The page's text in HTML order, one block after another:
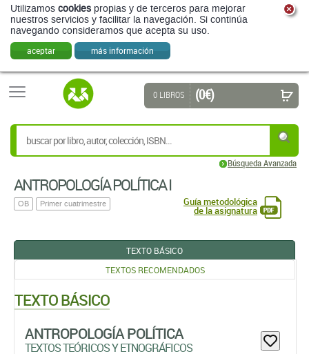
Utilizamos cookies propias y de terceros para mejorar
nuestros servicios y facilitar la navegación. Si continúa
navegando consideramos que acepta su uso.
aceptar más información
Búsqueda Avanzada
0 LIBROS (0 €)
ANTROPOLOGÍA POLÍTICA I
OB Primer cuatrimestre Guía metodológica
de la asignatura
TEXTO BÁSICO
TEXTOS RECOMENDADOS
TEXTO BÁSICO
ANTROPOLOGÍA POLÍTICA
TEXTOS TEÓRICOS Y ETNOGRÁFICOS